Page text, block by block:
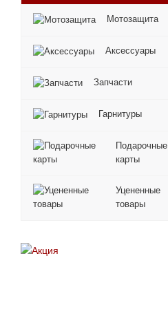
Мотозащита
Аксессуары
Запчасти
Гарнитуры
Подарочные
карты
Уцененные
товары